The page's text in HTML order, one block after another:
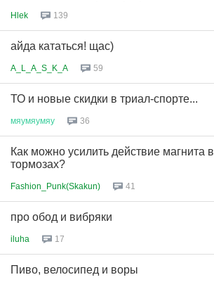
Hlek 139
айда кататься! щас)
A_L_A_S_K_A 59
ТО и новые скидки в триал-спорте...
мяумяумяу 36
Как можно усилить действие магнита в
тормозах?
Fashion_Punk(Skakun) 41
про обод и вибряки
iluha 17
Пиво, велосипед и воры